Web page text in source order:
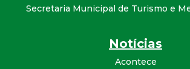
Secretaria Municipal de Turismo e
Notícias
Acontece